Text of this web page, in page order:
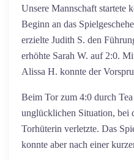
Unsere Mannschaft startete
Beginn an das
erzielte Judith S. den
erhöhte Sarah W. auf 2:0.
Alissa H. konnte der
Beim Tor zum 4:0 durch
unglücklichen Situation, bei
Torhüterin verletzte. Das
konnte aber nach einer